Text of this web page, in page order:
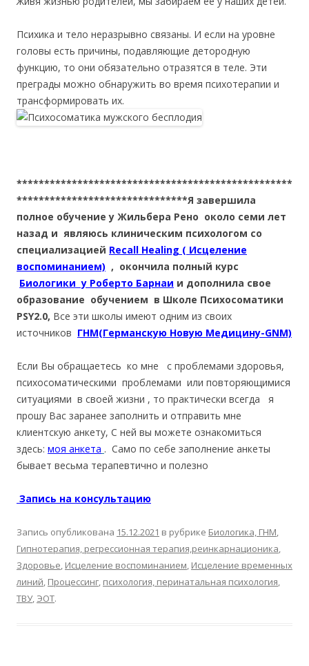
Психика и тело неразрывно связаны. И если на уровне
головы есть причины, подавляющие детородную
функцию, то они обязательно отразятся в теле. Эти
преграды можно обнаружить во время психотерапии и
трансформировать их.
**************************************************
*******************************Я завершила
полное обучение у Жильбера Рено около семи лет
назад и являюсь клиническим психологом со
специализацией Recall Healing ( Исцеление
воспоминанием) , окончила полный курс
Биологики у Роберто Барнаи и дополнила свое
образование обучением в Школе Психосоматики
PSY2.0, Все эти школы имеют одним из своих
источников ГНМ(Германскую Новую Медицину-GNM)
Если Вы обращаетесь ко мне с проблемами здоровья,
психосоматическими проблемами или повторяющимися
ситуациями в своей жизни , то практически всегда я
прошу Вас заранее заполнить и отправить мне
клиентскую анкету, С ней вы можете ознакомиться
здесь: моя анкета . Само по себе заполнение анкеты
бывает весьма терапевтично и полезно
Запись на консультацию
Запись опубликована 15.12.2021 в рубрике Биологика, ГНМ,
Гипнотерапия, регрессионная терапия,реинкарнационика,
Здоровье, Исцеление воспоминанием, Исцеление временных
линий, Процессинг, психология, перинатальная психология,
ТВУ, ЭОТ.